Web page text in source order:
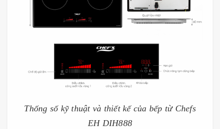
Thống số kỹ thuật và thiết kế của bếp từ Chefs
EH DIH888